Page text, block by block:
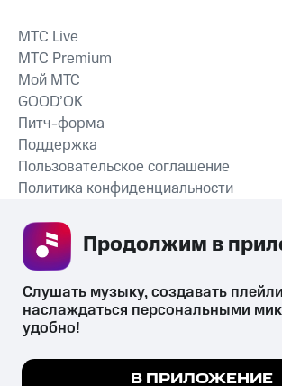
СКАЧАТЬ
MTС Live
MTС Premium
Мой МТС
GOOD’OK
Питч-форма
Поддержка
Пользовательское соглашение
Политика конфиденциальности
психотропных веществ, их аналогов
их незаконный оборот запрещён и влечёт
Мы используем куки, чтобы на сайте
Слушать музыку, создавать
наслаждаться персональными
удобно!
В ПРИЛОЖЕНИЕ